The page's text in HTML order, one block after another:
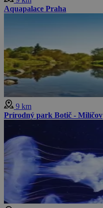
Aquapalace Praha
9 km
Prírodný park Botič - Milíčov